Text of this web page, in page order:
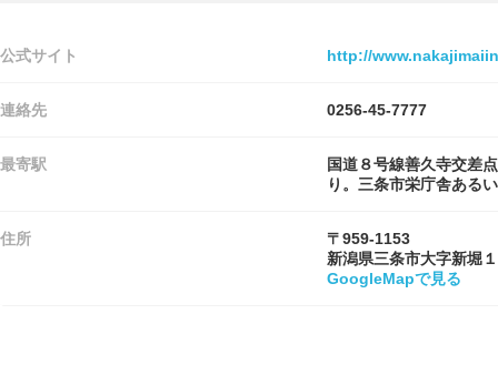
公式サイト http://
連絡先 0256-45-7777
最寄駅
国道８号線善久寺交差
り。三条市栄庁舎ある
住所
〒959-1153
新潟県三条市大字新堀
GoogleMapで見る